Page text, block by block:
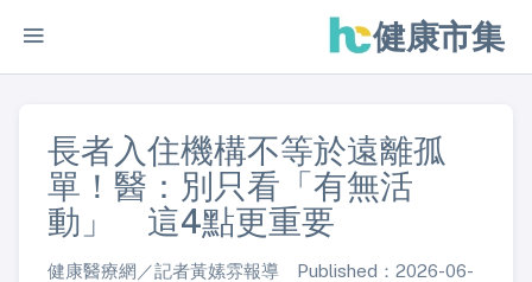
健康市集
長者入住機構不等於遠離孤
單！醫：別只看「有無活
動」 這4點更重要
健康醫療網／記者黃嫊雰報導 Published：2026-06-